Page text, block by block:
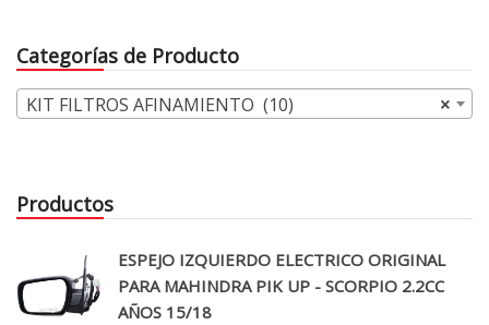
Categorías de Producto
×
KIT FILTROS AFINAMIENTO (10)
Productos
ESPEJO IZQUIERDO ELECTRICO ORIGINAL
PARA MAHINDRA PIK UP - SCORPIO 2.2CC
AÑOS 15/18